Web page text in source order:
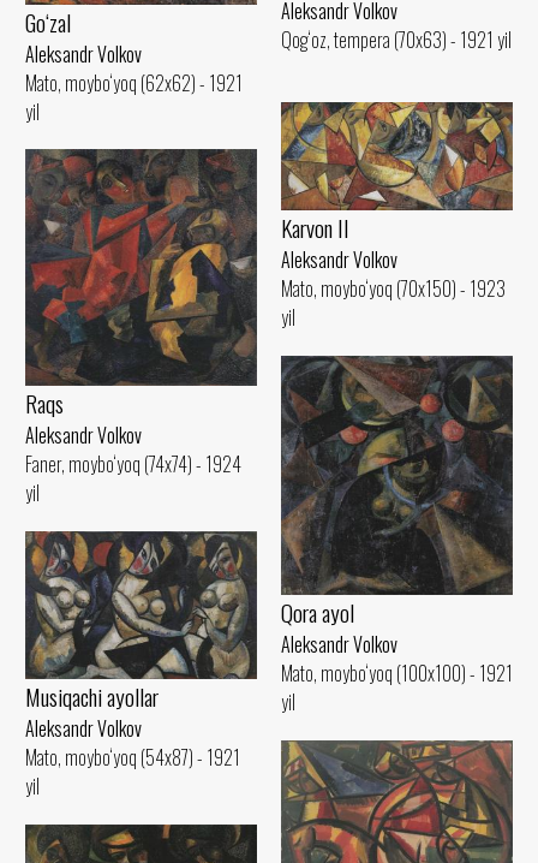
Aleksandr Volkov
Qog‘oz, tempera (70x63) - 1921 yil
Go‘zal
Aleksandr Volkov
Mato, moybo‘yoq (62x62) - 1921
yil
Karvon II
Aleksandr Volkov
Mato, moybo‘yoq (70x150) - 1923
yil
Raqs
Aleksandr Volkov
Faner, moybo‘yoq (74x74) - 1924
yil
Qora ayol
Aleksandr Volkov
Mato, moybo‘yoq (100x100) - 1921
yil
Musiqachi ayollar
Aleksandr Volkov
Mato, moybo‘yoq (54x87) - 1921
yil